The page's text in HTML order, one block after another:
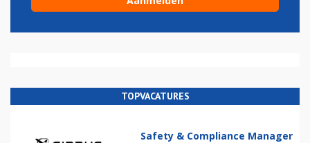
TOPVACATURES
Safety & Compliance Manager